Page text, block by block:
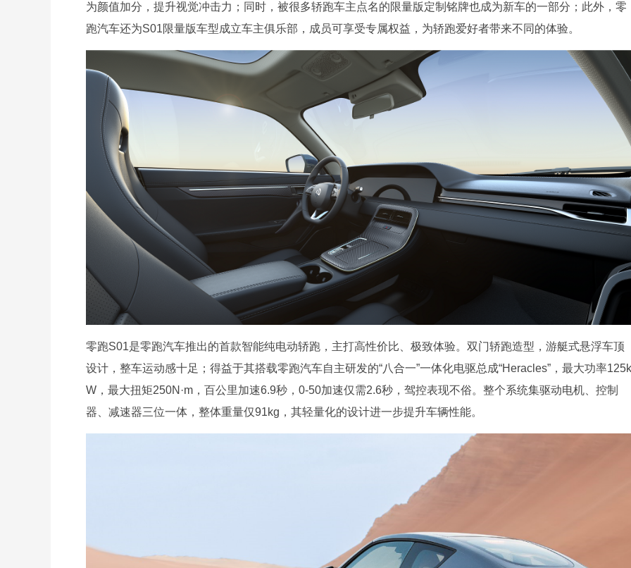
为颜值加分，提升视觉冲击力；同时，被很多轿跑车主点名的限量版定制铭牌也成为新车的一部分；此外，零
跑汽车还为S01限量版车型成立车主俱乐部，成员可享受专属权益，为轿跑爱好者带来不同的体验。
零跑S01是零跑汽车推出的首款智能纯电动轿跑，主打高性价比、极致体验。双门轿跑造型，游艇式悬浮车顶
设计，整车运动感十足；得益于其搭载零跑汽车自主研发的“八合一”一体化电驱总成“Heracles”，最大功率125k
W，最大扭矩250N·m，百公里加速6.9秒，0-50加速仅需2.6秒，驾控表现不俗。整个系统集驱动电机、控制
器、减速器三位一体，整体重量仅91kg，其轻量化的设计进一步提升车辆性能。